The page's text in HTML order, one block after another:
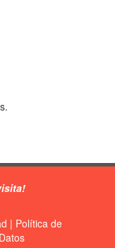
| Política de